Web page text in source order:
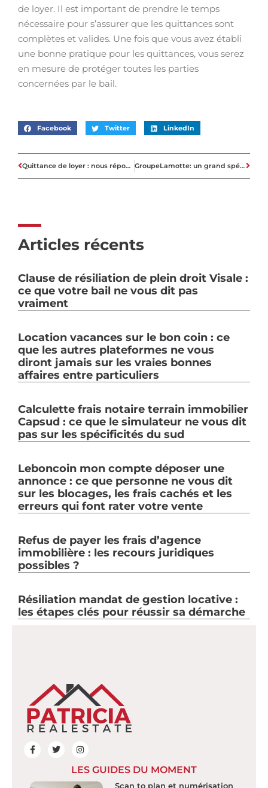
de loyer. Il est important de prendre le temps
nécessaire pour s’assurer que les quittances sont
complètes et valides. Une fois que vous avez établi
une bonne pratique pour les quittances, vous serez
en mesure de protéger toutes les parties
concernées par le bail.
Facebook Twitter LinkedIn
Quittance de loyer : nous répondons à vos questions ! GroupeLamotte: un grand spécialiste de tous vos projets immobiliers
Articles récents
Clause de résiliation de plein droit Visale :
ce que votre bail ne vous dit pas
vraiment
Location vacances sur le bon coin : ce
que les autres plateformes ne vous
diront jamais sur les vraies bonnes
affaires entre particuliers
Calculette frais notaire terrain immobilier
Capsud : ce que le simulateur ne vous dit
pas sur les spécificités du sud
Leboncoin mon compte déposer une
annonce : ce que personne ne vous dit
sur les blocages, les frais cachés et les
erreurs qui font rater votre vente
Refus de payer les frais d’agence
immobilière : les recours juridiques
possibles ?
Résiliation mandat de gestion locative :
les étapes clés pour réussir sa démarche
LES GUIDES DU MOMENT
Scan to plan et numérisation